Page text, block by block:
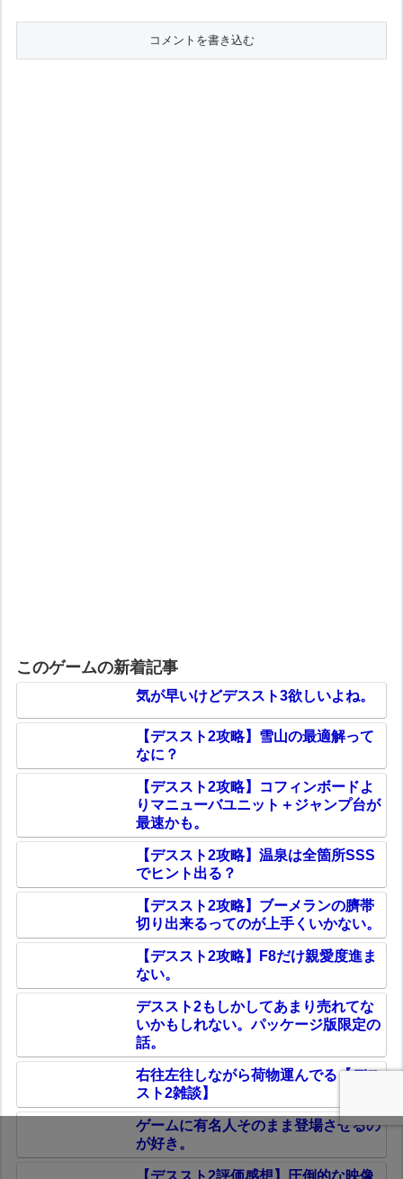
このゲームの新着記事
気が早いけどデススト3欲しいよね。
【デススト2攻略】雪山の最適解って
なに？
【デススト2攻略】コフィンボードよ
りマニューバユニット＋ジャンプ台が
最速かも。
【デススト2攻略】温泉は全箇所SSS
でヒント出る？
【デススト2攻略】ブーメランの臍帯
切り出来るってのが上手くいかない。
【デススト2攻略】F8だけ親愛度進ま
ない。
デススト2もしかしてあまり売れてな
いかもしれない。パッケージ版限定の
話。
右往左往しながら荷物運んでる【デス
スト2雑談】
ゲームに有名人そのまま登場させるの
が好き。